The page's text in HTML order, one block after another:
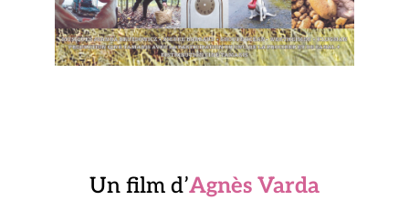
Un film d’Agnès Varda